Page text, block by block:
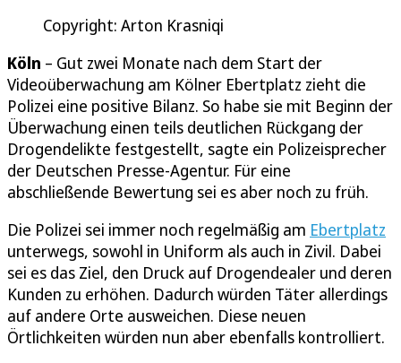
Copyright: Arton Krasniqi
Köln – Gut zwei Monate nach dem Start der
Videoüberwachung am Kölner Ebertplatz zieht die
Polizei eine positive Bilanz. So habe sie mit Beginn der
Überwachung einen teils deutlichen Rückgang der
Drogendelikte festgestellt, sagte ein Polizeisprecher
der Deutschen Presse-Agentur. Für eine
abschließende Bewertung sei es aber noch zu früh.
Die Polizei sei immer noch regelmäßig am Ebertplatz
unterwegs, sowohl in Uniform als auch in Zivil. Dabei
sei es das Ziel, den Druck auf Drogendealer und deren
Kunden zu erhöhen. Dadurch würden Täter allerdings
auf andere Orte ausweichen. Diese neuen
Örtlichkeiten würden nun aber ebenfalls kontrolliert.